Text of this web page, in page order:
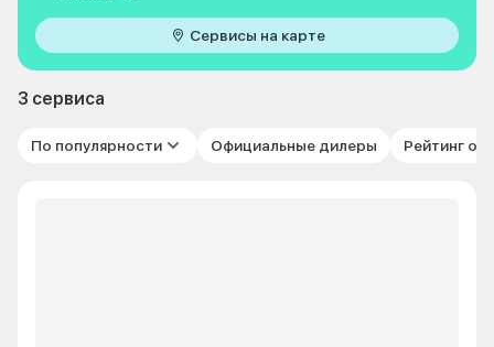
Сервисы на карте
3 сервиса
По популярности Официальные дилеры Рейтинг